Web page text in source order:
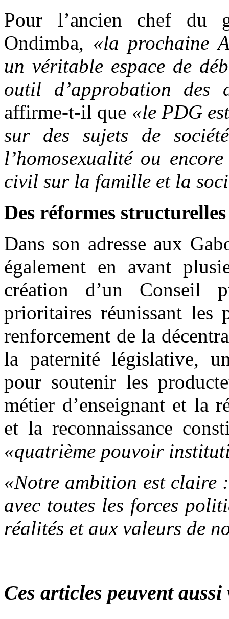
Pour l’ancien chef du
Ondimba, «la prochaine
un véritable espace de
outil d’approbation des
affirme-t-il que «le PDG
sur des sujets de
l’homosexualité ou
civil sur la famille et la
Des réformes
Dans son adresse aux
également en avant
création d’un Conseil
prioritaires réunissant les
renforcement de la
la paternité législative,
pour soutenir les
métier d’enseignant et la
et la reconnaissance
«quatrième pouvoir
«Notre ambition est claire
avec toutes les forces
réalités et aux valeurs de
Ces articles peuvent